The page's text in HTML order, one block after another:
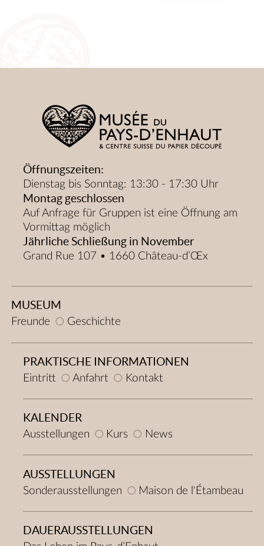
Öffnungszeiten:
Dienstag bis Sonntag: 13:30 - 17:30 Uhr
Montag geschlossen
Auf Anfrage für Gruppen ist eine Öffnung am
Vormittag möglich
Jährliche Schließung in November
Grand Rue 107 • 1660 Château-d’Œx
MUSEUM
Freunde Geschichte
AUSSTELLUNGEN
Sonderausstellungen Maison de l'Étambeau
DAUERAUSSTELLUNGEN
PRAKTISCHE INFORMATIONEN
Eintritt Anfahrt Kontakt
KALENDER
Ausstellungen Kurs News